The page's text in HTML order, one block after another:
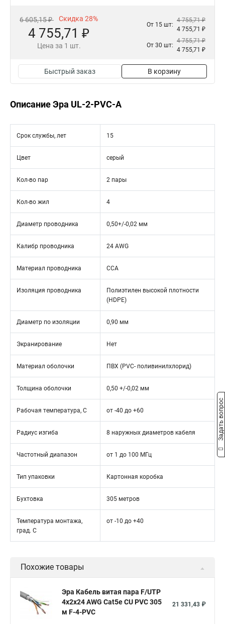
6 605,15 ₽ Скидка 28%
4 755,71 ₽
Цена за 1 шт.
От 15 шт:
4 755,71 ₽
4 755,71 ₽
От 30 шт:
4 755,71 ₽
4 755,71 ₽
Быстрый заказ В корзину
Описание Эра UL-2-PVC-A
Срок службы, лет 15
Цвет серый
Кол-во пар 2 пары
Кол-во жил 4
Диаметр проводника 0,50+/-0,02 мм
Калибр проводника 24 AWG
Материал проводника CCA
Изоляция проводника
Полиэтилен высокой плотности
(HDPE)
Диаметр по изоляции 0,90 мм
Экранирование Нет
Материал оболочки ПВХ (PVC- поливинилхлорид)
Толщина оболочки 0,50 +/-0,02 мм
Рабочая температура, C от -40 до +60
Радиус изгиба 8 наружных диаметров кабеля
Частотный диапазон от 1 до 100 МГц
Тип упаковки Картонная коробка
Бухтовка 305 метров
Температура монтажа,
град. С
от -10 до +40
Похожие товары
Эра Кабель витая пара F/UTP
4x2x24 AWG Cat5e CU PVC 305
м F-4-PVC
21 331,43 ₽
Задать вопрос